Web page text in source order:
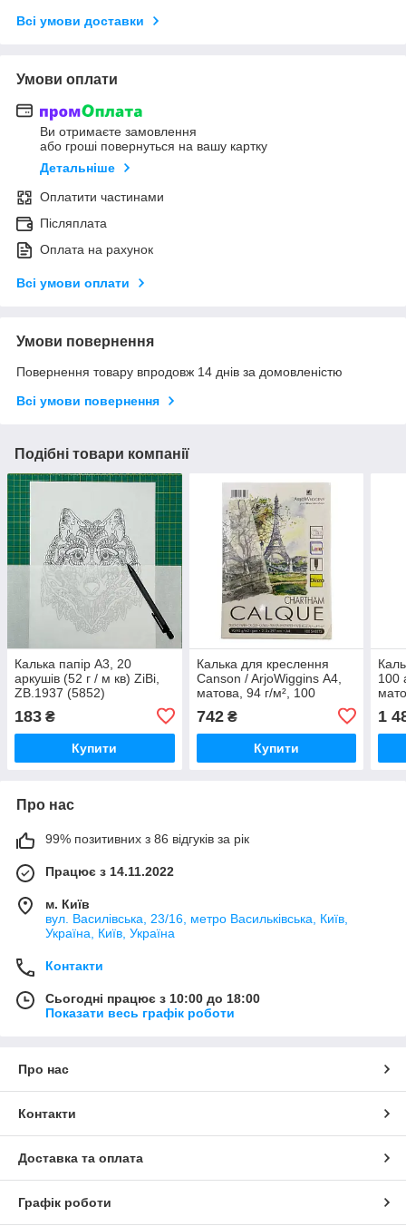
Всі умови доставки
Умови оплати
Ви отримаєте замовлення
або гроші повернуться на вашу картку
Детальніше
Оплатити частинами
Післяплата
Оплата на рахунок
Всі умови оплати
Умови повернення
Повернення товару впродовж 14 днів за домовленістю
Всі умови повернення
Подібні товари компанії
Калька папір А3, 20
аркушів (52 г / м кв) ZiBi,
ZB.1937 (5852)
183 ₴
Купити
Калька для креслення
Canson / ArjoWiggins А4,
матова, 94 г/м², 100
742₴
Купити
100
1
Про нас
99% позитивних з 86 відгуків за рік
Працює з 14.11.2022
м. Київ
вул. Василівська, 23/16, метро Васильківська, Київ,
Україна, Київ, Україна
Контакти
Сьогодні працює з 10:00 до 18:00
Показати весь графік роботи
Про нас
Контакти
Доставка та оплата
Графік роботи